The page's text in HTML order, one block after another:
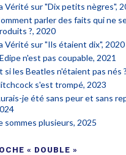
Vérité sur "Dix petits nègres",
parler des faits qui ne
?, 2020
Vérité sur "Ils étaient dix", 2020
n'est pas coupable, 2021
si les Beatles n'étaient pas nés
s'est trompé, 2023
je été sans peur et sans
sommes plusieurs, 2025
« DOUBLE »